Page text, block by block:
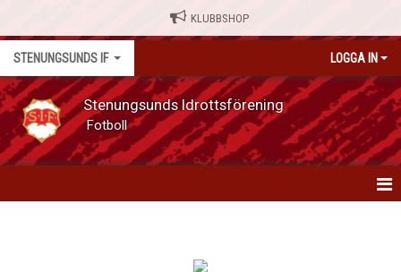
KLUBBSHOP
STENUNGSUNDS IF LOGGA IN
Stenungsunds Idrottsförening
Fotboll